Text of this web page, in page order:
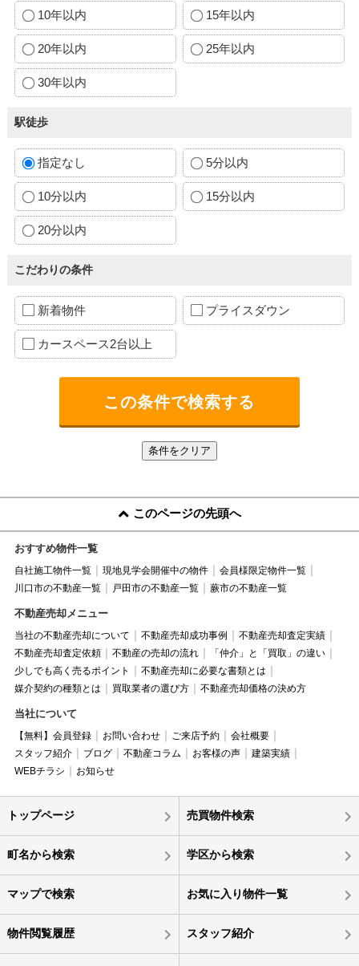
10年以内 15年以内
20年以内 25年以内
30年以内
駅徒歩
指定なし 5分以内
10分以内 15分以内
20分以内
こだわりの条件
新着物件 プライスダウン
カースペース2台以上
このページの先頭へ
おすすめ物件一覧
自社施工物件一覧 現地見学会開催中の物件
会員様限定物件一覧
川口市の不動産一覧
戸田市の不動産一覧 蕨市の不動産一覧
不動産売却メニュー
当社の不動産売却について 不動産売却成功事例
不動産売却査定実績
不動産売却査定依頼
不動産の売却の流れ
「仲介」と「買取」の違い
少しでも高く売るポイント
不動産売却に必要な書類とは
媒介契約の種類とは
買取業者の選び方 不動産売却価格の決め方
当社について
【無料】会員登録 お問い合わせ ご来店予約
会社概要
スタッフ紹介
ブログ 不動産コラム お客様の声
建築実績
WEBチラシ
お知らせ
トップページ 売買物件検索
町名から検索 学区から検索
マップで検索 お気に入り物件一覧
物件閲覧履歴 スタッフ紹介